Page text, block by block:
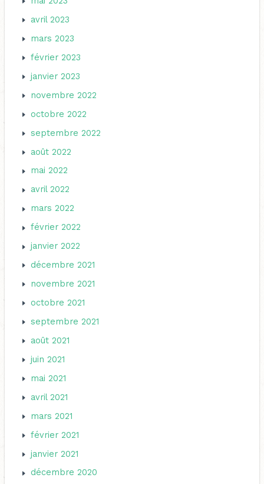
avril 2023
mars 2023
février 2023
janvier 2023
novembre 2022
octobre 2022
septembre 2022
août 2022
mai 2022
avril 2022
mars 2022
février 2022
janvier 2022
décembre 2021
novembre 2021
octobre 2021
septembre 2021
août 2021
juin 2021
mai 2021
avril 2021
mars 2021
février 2021
janvier 2021
décembre 2020